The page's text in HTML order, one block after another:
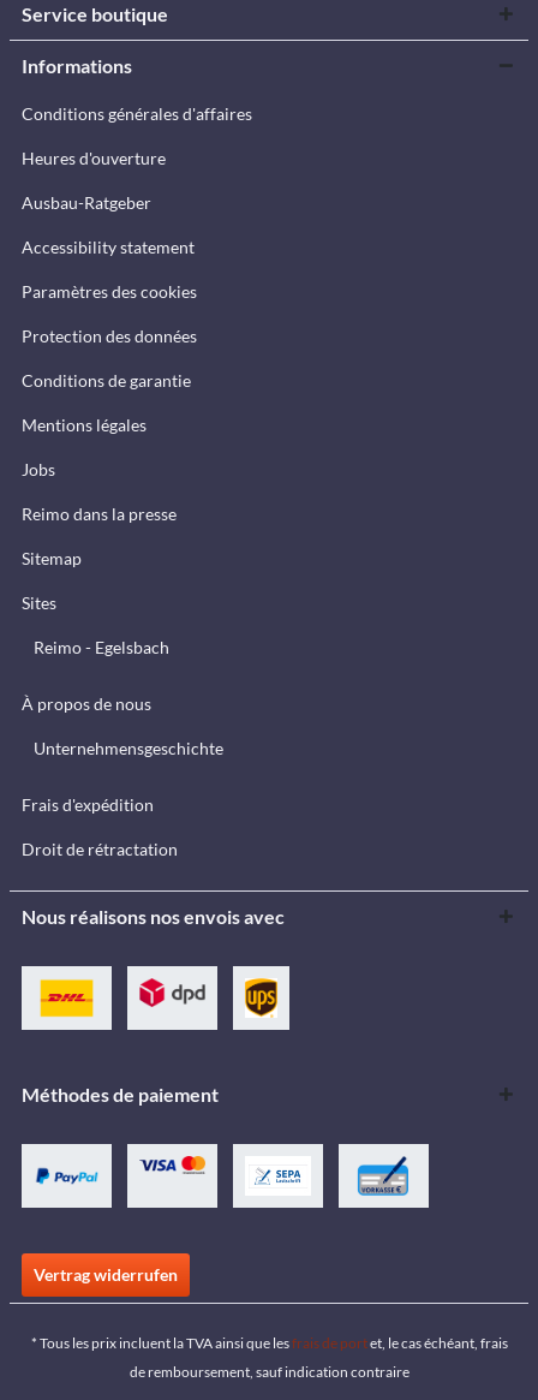
Service boutique
Informations
Conditions générales d'affaires
Heures d'ouverture
Ausbau-Ratgeber
Accessibility statement
Paramètres des cookies
Protection des données
Conditions de garantie
Mentions légales
Jobs
Reimo dans la presse
Sitemap
Sites
Reimo - Egelsbach
À propos de nous
Unternehmensgeschichte
Frais d'expédition
Droit de rétractation
Nous réalisons nos envois avec
Méthodes de paiement
Vertrag widerrufen
* Tous les prix incluent la TVA ainsi que lesfrais de portet, le cas échéant, frais
de remboursement, sauf indication contraire